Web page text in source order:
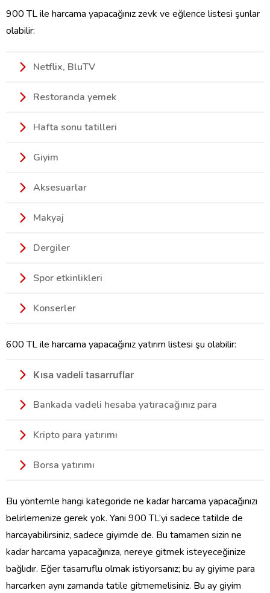
900 TL ile harcama yapacağınız zevk ve eğlence listesi şunlar
olabilir:
Netflix, BluTV
Restoranda yemek
Hafta sonu tatilleri
Giyim
Aksesuarlar
Makyaj
Dergiler
Spor etkinlikleri
Konserler
600 TL ile harcama yapacağınız yatırım listesi şu olabilir:
Kısa vadeli tasarruflar
Bankada vadeli hesaba yatıracağınız para
Kripto para yatırımı
Borsa yatırımı
Bu yöntemle hangi kategoride ne kadar harcama yapacağınızı
belirlemenize gerek yok. Yani 900 TL’yi sadece tatilde de
harcayabilirsiniz, sadece giyimde de. Bu tamamen sizin ne
kadar harcama yapacağınıza, nereye gitmek isteyeceğinize
bağlıdır. Eğer tasarruflu olmak istiyorsanız; bu ay giyime para
harcarken aynı zamanda tatile gitmemelisiniz. Bu ay giyim